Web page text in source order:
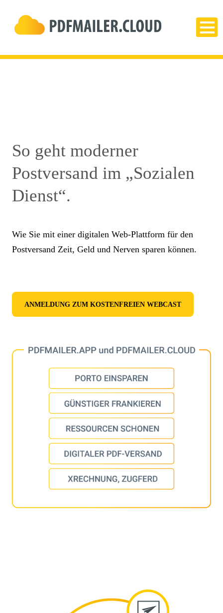
So geht moderner
Postversand im „Sozialen
Dienst“.
Wie Sie mit einer digitalen Web-Plattform für den
Postversand Zeit, Geld und Nerven sparen können.
ANMELDUNG ZUM KOSTENFREIEN WEBCAST